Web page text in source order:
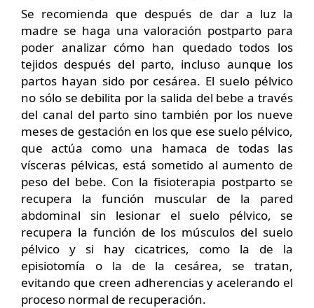
Se recomienda que después de dar a luz la
madre se haga una valoración postparto para
poder analizar cómo han quedado todos los
tejidos después del parto, incluso aunque los
partos hayan sido por cesárea. El suelo pélvico
no sólo se debilita por la salida del bebe a través
del canal del parto sino también por los nueve
meses de gestación en los que ese suelo pélvico,
que actúa como una hamaca de todas las
vísceras pélvicas, está sometido al aumento de
peso del bebe. Con la fisioterapia postparto se
recupera la función muscular de la pared
abdominal sin lesionar el suelo pélvico, se
recupera la función de los músculos del suelo
pélvico y si hay cicatrices, como la de la
episiotomía o la de la cesárea, se tratan,
evitando que creen adherencias y acelerando el
proceso normal de recuperación.